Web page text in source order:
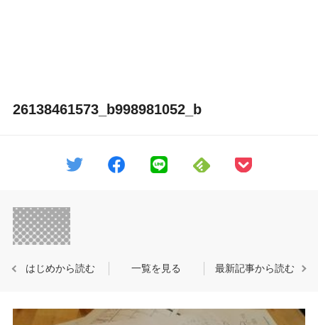
26138461573_b998981052_b
はじめから読む 一覧を見る 最新記事から読む